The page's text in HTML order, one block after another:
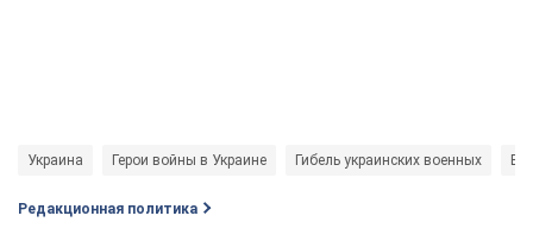
Украина Герои войны в Украине Гибель украинских военных
Редакционная политика